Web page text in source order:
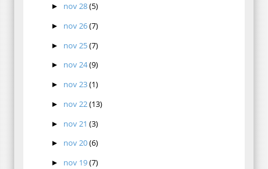
► nov 28(5)
► nov 26(7)
► nov 25(7)
► nov 24(9)
► nov 23(1)
► nov 22(13)
► nov 21(3)
► nov 20(6)
► nov 19(7)